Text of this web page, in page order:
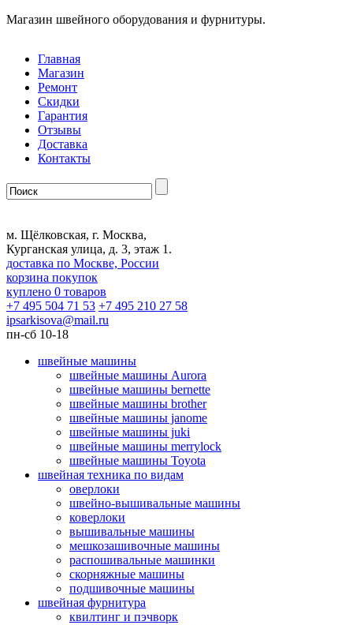
Магазин швейного оборудования и фурнитуры.
Главная
Магазин
Ремонт
Скидки
Гарантия
Отзывы
Доставка
Контакты
м. Щёлковская, г. Москва,
Курганская улица, д. 3, этаж 1.
доставка по Москве, России
корзина покупок
куплено 0 товаров
+7 495 504 71 53 +7 495 210 27 58
ipsarkisova@mail.ru
пн-сб 10-18
швейные машины
швейные машины Aurora
швейные машины bernette
швейные машины brother
швейные машины janome
швейные машины juki
швейные машины merrylock
швейные машины Toyota
швейная техника по видам
оверлоки
швейно-вышивальные машины
коверлоки
вышивальные машины
мешкозашивочные машины
распошивальные машинки
скорняжные машины
подшивочные машины
швейная фурнитура
квилтинг и пэчворк